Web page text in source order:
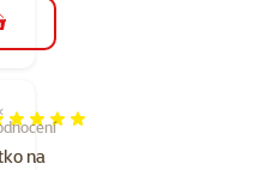
košíku
na
počet hodnocení: 6